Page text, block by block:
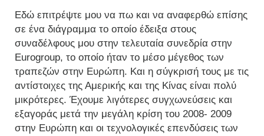
Εδώ επιτρέψτε μου να πω και να αναφερθώ επίσης
σε ένα διάγραμμα το οποίο έδειξα στους
συναδέλφους μου στην τελευταία συνεδρία στην
Eurogroup, το οποίο ήταν το μέσο μέγεθος των
τραπεζών στην Ευρώπη. Και η σύγκρισή τους με τις
αντίστοιχες της Αμερικής και της Κίνας είναι πολύ
μικρότερες. Έχουμε λιγότερες συγχωνεύσεις και
εξαγοράς μετά την μεγάλη κρίση του 2008- 2009
στην Ευρώπη και οι τεχνολογικές επενδύσεις των